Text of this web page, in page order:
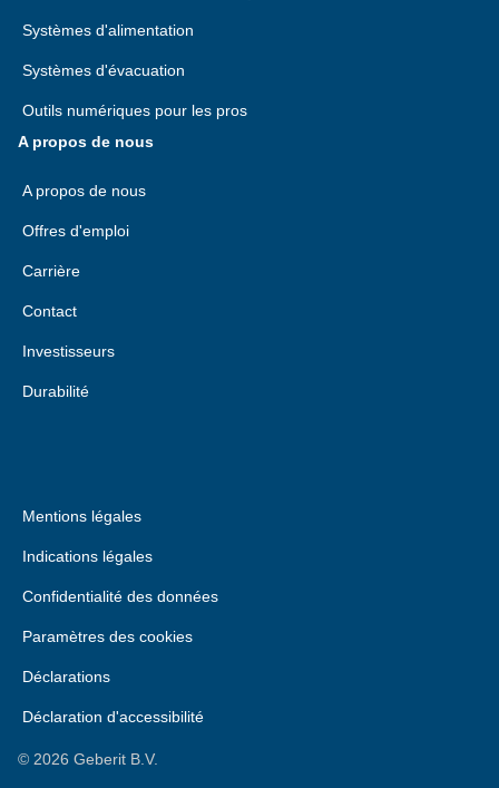
Systèmes d'alimentation
Systèmes d'évacuation
Outils numériques pour les pros
A propos de nous
A propos de nous
Offres d'emploi
Carrière
Contact
Investisseurs
Durabilité
Mentions légales
Indications légales
Confidentialité des données
Paramètres des cookies
Déclarations
Déclaration d'accessibilité
© 2026 Geberit B.V.